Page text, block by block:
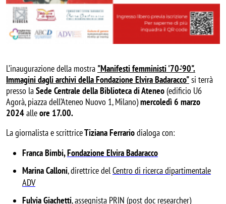
L’inaugurazione della mostra "Manifesti femministi '70-'90".
Immagini dagli archivi della Fondazione Elvira Badaracco"si terrà
presso laSede Centrale della Biblioteca di Ateneo(edificio U6
Agorà, piazza dell’Ateneo Nuovo 1, Milano)mercoledì 6 marzo
2024alleore 17.00.
La giornalista e scrittriceTiziana Ferrariodialoga con:
Franca Bimbi,Fondazione Elvira Badaracco
Marina Calloni, direttrice delCentro di ricerca dipartimentale
ADV
Fulvia Giachetti, assegnista PRIN (post doc researcher)